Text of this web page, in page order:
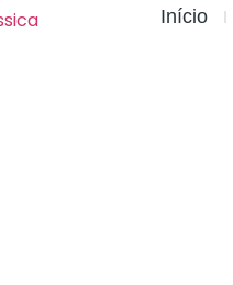
Início